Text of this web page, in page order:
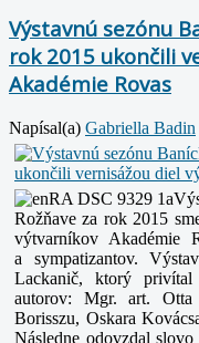
Výstavnú sezónu
rok 2015 ukončili
Akadémie Rovas
Napísal(a) Gabriella Badin
Rožňave za rok 2015
výtvarníkov Akadémie
a sympatizantov.
Lackanič, ktorý privítal
autorov: Mgr. art. Otta
Borisszu, Oskara
Následne odovzdal